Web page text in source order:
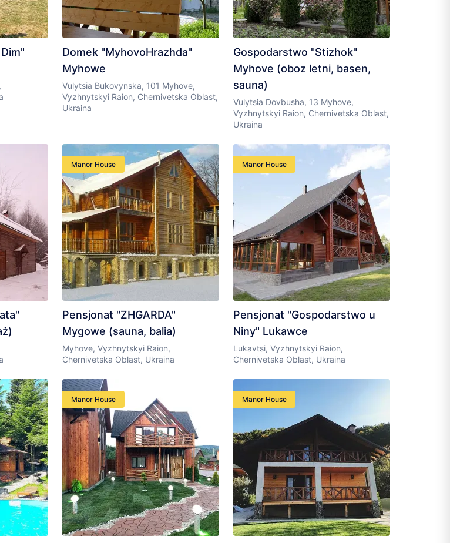
Domek "MyhovoHrazhda"
Myhowe
Vulytsia Bukovynska, 101 Myhove,
Vyzhnytskyi Raion, Chernivetska Oblast,
Ukraina
Gospodarstwo "Stizhok"
Myhove (oboz letni, basen,
sauna)
Vulytsia Dovbusha, 13 Myhove,
Vyzhnytskyi Raion, Chernivetska Oblast,
Ukraina
Manor House
Pensjonat "ZHGARDA"
Mygowe (sauna, balia)
Myhove, Vyzhnytskyi Raion,
Chernivetska Oblast, Ukraina
Manor House
Pensjonat "Gospodarstwo u
Niny" Lukawce
Lukavtsi, Vyzhnytskyi Raion,
Chernivetska Oblast, Ukraina
Manor House Manor House